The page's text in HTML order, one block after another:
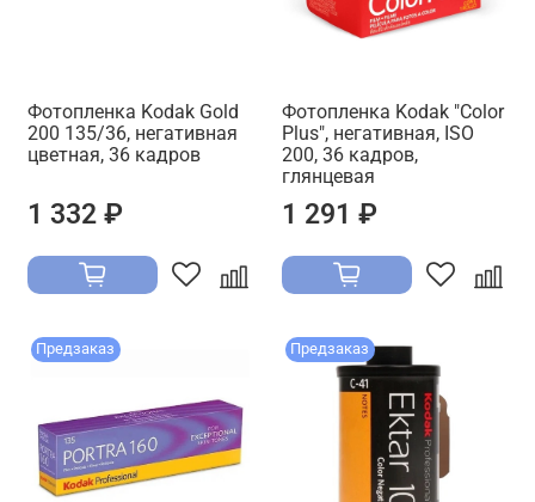
Фотопленка Kodak Gold
200 135/36, негативная
цветная, 36 кадров
1 332 ₽
Фотопленка Kodak "Color
Plus", негативная, ISO
200, 36 кадров,
глянцевая
1 291 ₽
Предзаказ Предзаказ